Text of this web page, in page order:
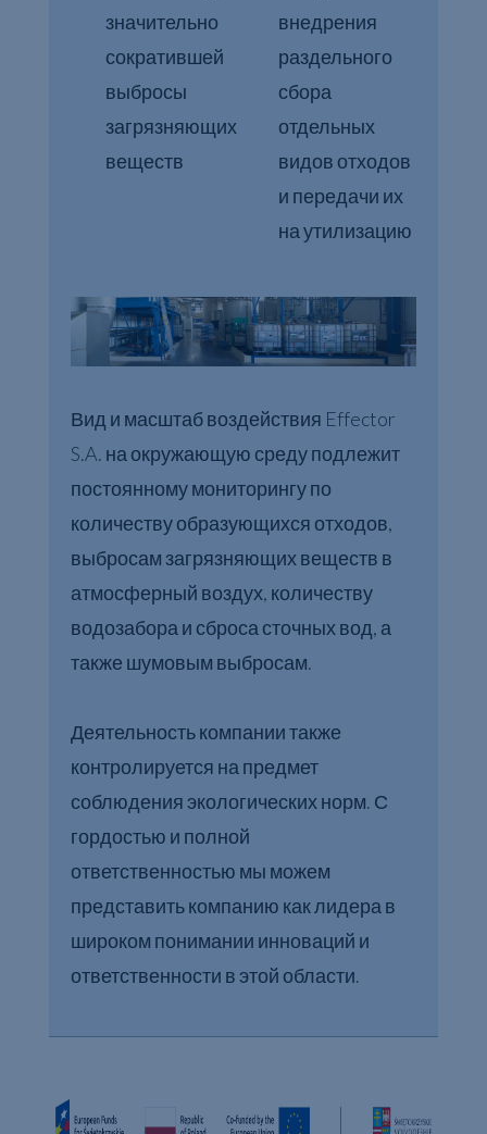
значительно
сократившей
выбросы
загрязняющих
веществ
внедрения
раздельного
сбора
отдельных
видов отходов
и передачи их
на утилизацию
Вид и масштаб воздействия Effector
S.A. на окружающую среду подлежит
постоянному мониторингу по
количеству образующихся отходов,
выбросам загрязняющих веществ в
атмосферный воздух, количеству
водозабора и сброса сточных вод, а
также шумовым выбросам.
Деятельность компании также
контролируется на предмет
соблюдения экологических норм. С
гордостью и полной
ответственностью мы можем
представить компанию как лидера в
широком понимании инноваций и
ответственности в этой области.